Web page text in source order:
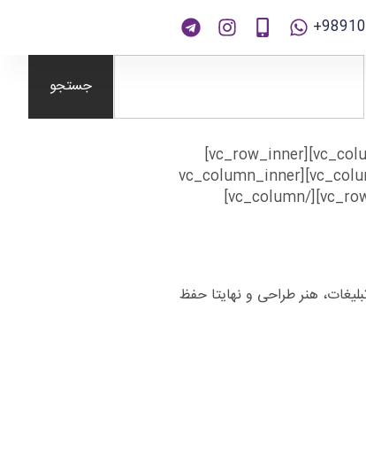
جستجو
[vc_row css=”.vc_custom_1571117509347{padding-right: 50px !important;}”][vc_column width=”1/2″][vc_row_inner]
[vc_column_inner width=”1/2″][photo_box image=”312″]جعبه پیتزا سفید[/photo_box][/vc_column_inner][vc_column_inner
width=”1/2″][photo_box image=”311″]جعبه پیتزا کرافت [/photo_box][/vc_column_inner][/vc_row_inner][/vc_column]
هنر طراحی و نهایتا حفظ